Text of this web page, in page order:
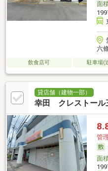
面
六
飲食店可 駐車場(
貸店舗（建物一部）
幸田 クレストール
管
面